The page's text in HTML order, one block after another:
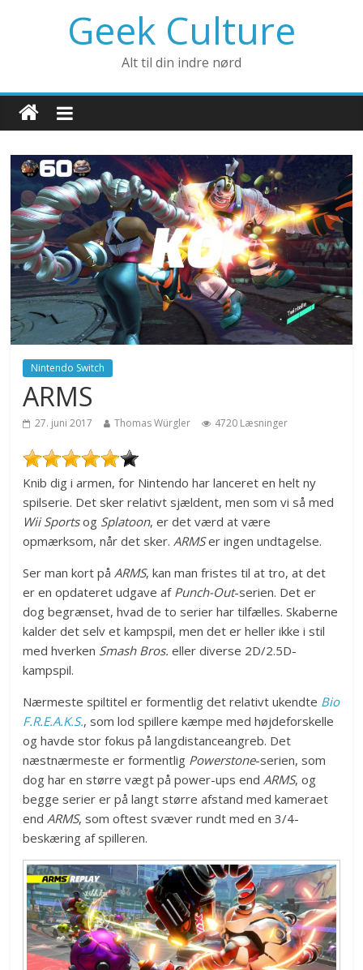
Geek Culture
Alt til din indre nørd
Nintendo Switch
ARMS
27. juni 2017 Thomas Würgler 4720 Læsninger
Knib dig i armen, for Nintendo har lanceret en helt ny
spilserie. Det sker relativt sjældent, men som vi så med
Wii Sportsog Splatoon, er det værd at være
opmærksom, når det sker.ARMSer ingen undtagelse.
Ser man kort påARMS, kan man fristes til at tro, at det
er en opdateret udgave af Punch-Out-serien. Det er
dog begrænset, hvad de to serier har tilfælles. Skaberne
kalder det selv et kampspil, men det er heller ikke i stil
med hverken Smash Bros. eller diverse 2D/2.5D-
kampspil.
Nærmeste spiltitel er formentlig det relativt ukendte Bio
F.R.E.A.K.S., som lod spillere kæmpe med højdeforskelle
og havde stor fokus på langdistanceangreb. Det
næstnærmeste er formentlig Powerstone-serien, som
dog har en større vægt på power-ups endARMS, og
begge serier er på langt større afstand med kameraet
endARMS, som oftest svæver rundt med en 3/4-
beskæring af spilleren.